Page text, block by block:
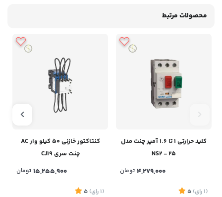
محصولات مرتبط
کلید حرارتی 1 تا 1.6 آمپر چنت مدل
NS2 - 25
4,279,000 تومان
(1 رای)
5
کنتاکتور خازنی 50 کیلو وار AC
چنت سری CJ19
15,255,900 تومان
(1 رای)
5